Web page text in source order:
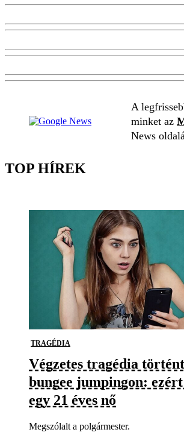
A
minket az
News
TOP HÍREK
TRAGÉDIA
Végzetes tragédia
bungee jumpingon:
egy 21 éves nő
Megszólalt a polgármester.